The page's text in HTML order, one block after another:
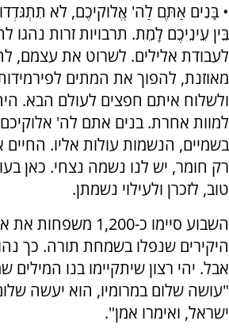
• בָּנִים אַתֶּם לַה' אֱלֹוקיכֶם, לֹא
בֵּין עֵינֵיכֶם לָמֵת. תרבויות זרות נהגו
לעבודת אלילים. לשרוט את עצמם,
מאוזנת, להפוך את המתים
ולשלוח איתם חפצים לעולם הבא.
למוות אחרת. בנים אתם לה'
בשמיים, הנשמות עולות אליו. החיים
רק חומר, יש לנו נשמה נצחי. כאן
טוב, לזכרן ולעילוי נשמתן.
השבוע סיימו כ-1,200
אבל. יהי רצון שיתקיימו בנו
"עושה שלום במרומיו, הוא יעשה
ישראל, ואימרו אמן".